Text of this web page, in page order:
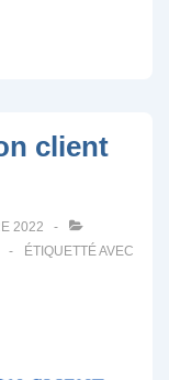
client
2022
ÉTIQUETTÉ AVEC